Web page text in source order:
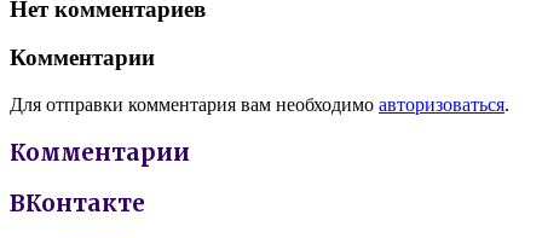
Нет комментариев
Комментарии
Для отправки комментария вам необходимо авторизоваться.
Комментарии
ВКонтакте